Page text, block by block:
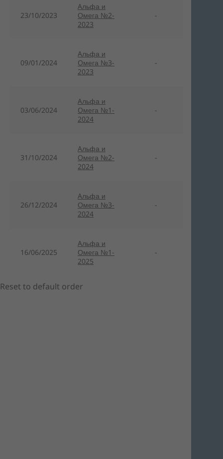
23/10/2023
Aльфа и
Омега №2-
2023
-
09/01/2024
Aльфа и
Oмега №3-
2023
-
03/06/2024
Aльфа и
Oмега №1-
2024
-
31/10/2024
Aльфа и
Омега №2-
2024
-
26/12/2024
Aльфа и
Омега №3-
2024
-
16/06/2025
Aльфа и
Омега №1-
2025
-
Reset to default order